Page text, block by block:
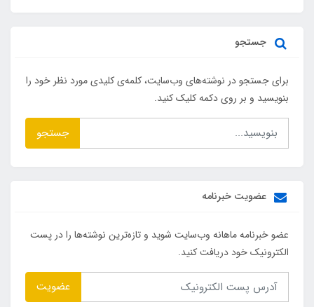
جستجو
برای جستجو در نوشته‌های وب‌سایت، کلمه‌ی کلیدی مورد نظر خود را
بنویسید و بر روی دکمه کلیک کنید.
جستجو
عضویت خبرنامه
عضو خبرنامه ماهانه وب‌سایت شوید و تازه‌ترین نوشته‌ها را در پست
الکترونیک خود دریافت کنید.
عضویت